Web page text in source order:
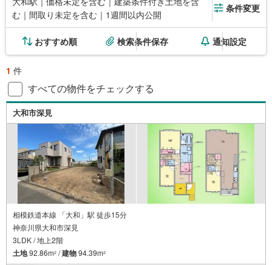
む｜間取り未定を含む｜1週間以内公開
条件変更
おすすめ順 検索条件保存 通知設定
1 件
すべての物件をチェックする
大和市深見
相模鉄道本線 「大和」駅 徒歩15分
神奈川県大和市深見
3LDK / 地上2階
土地92.86m2 /建物94.39m2